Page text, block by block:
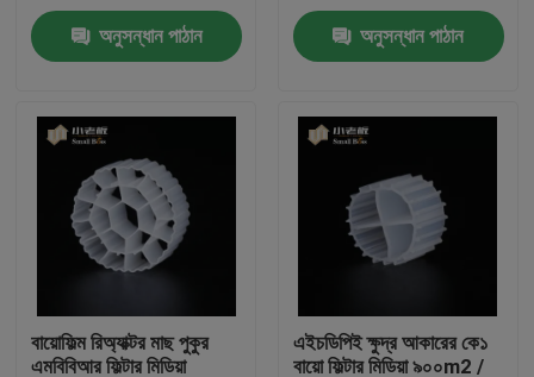
আমাদের সাথে যোগাযোগ করুন
ব্লগ
উদ্ধৃতির জন্য আবেদন
এমবিবিআর বায়ো মিডিয়া
অনুসন্ধান পাঠান
অনুসন্ধান পাঠান
বায়োফিল্ম রিঅ্যাক্টর মাছ পুকুর
এমবিবিআর ফিল্টার মিডিয়া
এইচডিপিই ক্ষুদ্র আকারের কে১
বায়ো ফিল্টার মিডিয়া ৯০০m2 /